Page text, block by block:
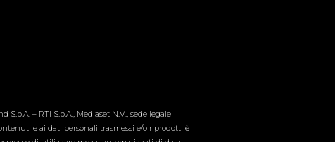
– RTI S.p.A., Mediaset N.V., sede legale
e ai dati personali trasmessi e/o riprodotti è